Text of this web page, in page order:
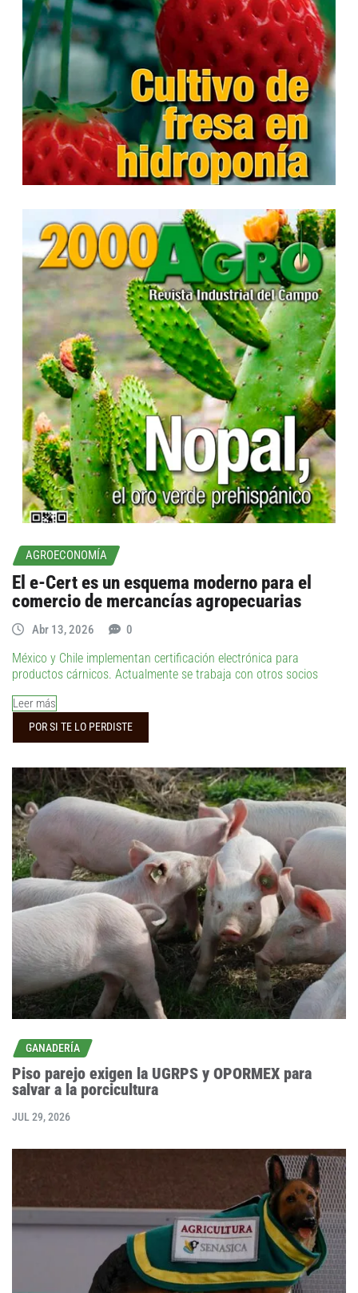
AGROECONOMÍA
El e-Cert es un esquema moderno para el
comercio de mercancías agropecuarias
Abr 13, 2026 0
México y Chile implementan certificación electrónica para
productos cárnicos. Actualmente se trabaja con otros socios
Leer más
POR SI TE LO PERDISTE
GANADERÍA
Piso parejo exigen la UGRPS y OPORMEX para
salvar a la porcicultura
JUL 29, 2026